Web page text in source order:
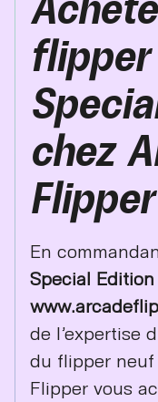
chez
Flipper
En
Special Edition
de l’expertise
du flipper neuf
Flipper vous